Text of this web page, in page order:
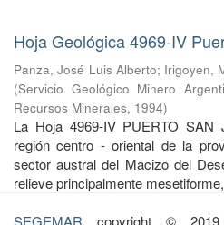
Hoja Geológica 4969-IV
Panza, José Luis Alberto; Irigoyen,
(Servicio Geológico Minero
Recursos Minerales, 1994)
La Hoja 4969-IV PUERTO
región centro - oriental de la
sector austral del Macizo del
relieve principalmente
SEGEMAR copyright © 2019